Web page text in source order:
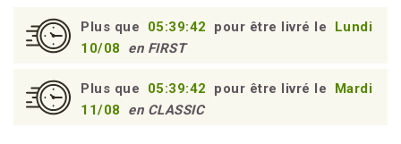
Plus que 05:39:41 pour être livré le
Lundi
10/08
en FIRST
Plus que 05:39:41 pour être livré le
Mardi
11/08
en CLASSIC